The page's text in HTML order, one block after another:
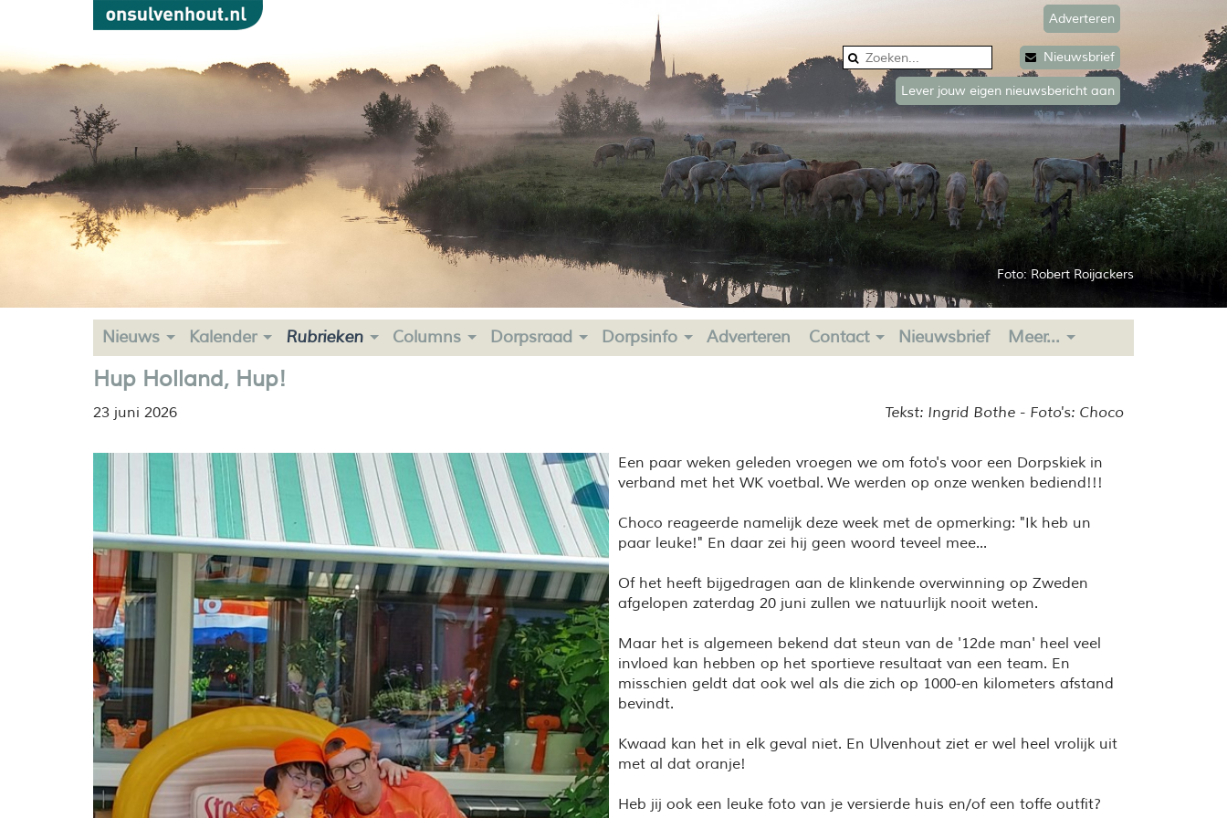
Nieuwsbrief
Nieuws Kalender Rubrieken Columns Dorpsraad Dorpsinfo Adverteren Contact Nieuwsbrief Meer...
Adverteren
Lever jouw eigen nieuwsbericht aan
Foto: Robert Roijackers
Hup Holland, Hup!
23 juni 2026 Tekst: Ingrid Bothe - Foto's: Choco
Een paar weken geleden vroegen we om foto's voor een Dorpskiek in
verband met het WK voetbal. We werden op onze wenken bediend!!!
Choco reageerde namelijk deze week met de opmerking: "Ik heb un
paar leuke!" En daar zei hij geen woord teveel mee...
Of het heeft bijgedragen aan de klinkende overwinning op Zweden
afgelopen zaterdag 20 juni zullen we natuurlijk nooit weten.
Maar het is algemeen bekend dat steun van de '12de man' heel veel
invloed kan hebben op het sportieve resultaat van een team. En
misschien geldt dat ook wel als die zich op 1000-en kilometers afstand
bevindt.
Kwaad kan het in elk geval niet. En Ulvenhout ziet er wel heel vrolijk uit
met al dat oranje!
Heb jij ook een leuke foto van je versierde huis en/of een toffe outfit?